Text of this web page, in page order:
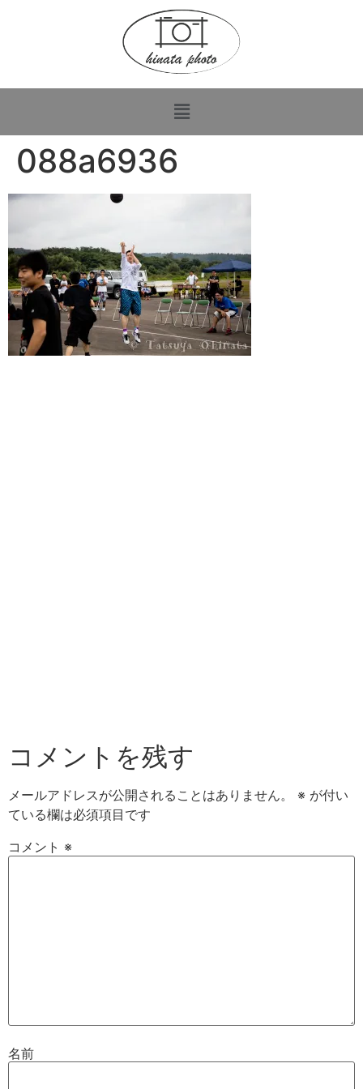
088a6936
コメントを残す
メールアドレスが公開されることはありません。 ※ が付い
ている欄は必須項目です
コメント ※
名前